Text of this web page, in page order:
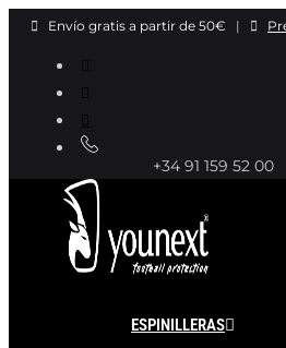
contenido
Envío gratis a partir de 50€ |
+34 91 159 52 00
ESPINILLERAS